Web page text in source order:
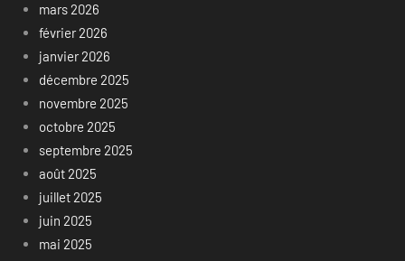
mars 2026
février 2026
janvier 2026
décembre 2025
novembre 2025
octobre 2025
septembre 2025
août 2025
juillet 2025
juin 2025
mai 2025